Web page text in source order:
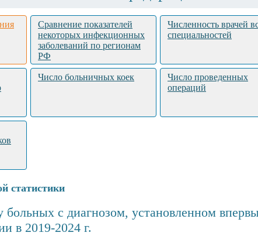
Сравнение показателей
некоторых инфекционных
заболеваний по регионам
РФ
Численность врачей
специальностей
Число больничных коек
Число проведенных
операций
статистики
больных с диагнозом, установленном
в 2019-2024 г.